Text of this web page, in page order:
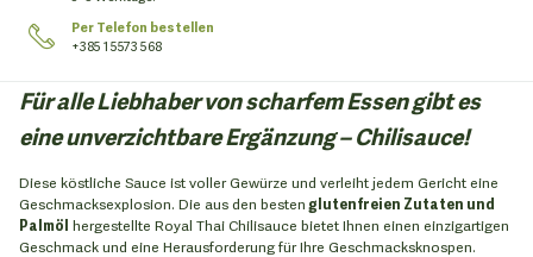
Per Telefon bestellen
+385 1 5573 568
Für alle Liebhaber von scharfem Essen gibt es
eine unverzichtbare Ergänzung – Chilisauce!
Diese köstliche Sauce ist voller Gewürze und verleiht jedem Gericht eine
Geschmacksexplosion. Die aus den bestenglutenfreien Zutaten und
Palmöl hergestellte Royal Thai Chilisauce bietet Ihnen einen einzigartigen
Geschmack und eine Herausforderung für Ihre Geschmacksknospen.